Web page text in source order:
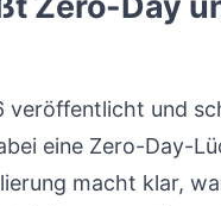
veröffentlicht und
eine Zero-Day-
macht klar,